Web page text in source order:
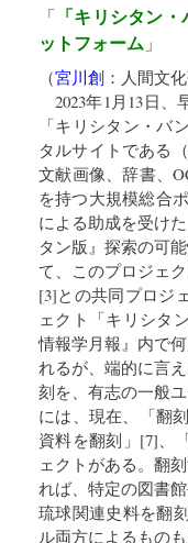
「 「キリシタン
ットフォーム 」
（宮川創 ： 人間文
2023年1月13日
「キリシタン・バ
タルサイトである
文献画像、辞書、
を持つ大規模総合
による助成を受け
タン版』探索の可
て、このプロジェ
[3]との共同プロジ
ェクト「キリシタ
情報学月報』内で
れるが、端的に言
刻を、有志の一般
には、現在、「翻
資料を翻刻」[7]、
ェクトがある。翻
れば、特定の図書
琉球関連史料を翻
ル両方によるもの